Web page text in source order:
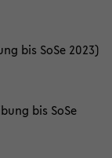
bis SoSe 2023)
bis SoSe